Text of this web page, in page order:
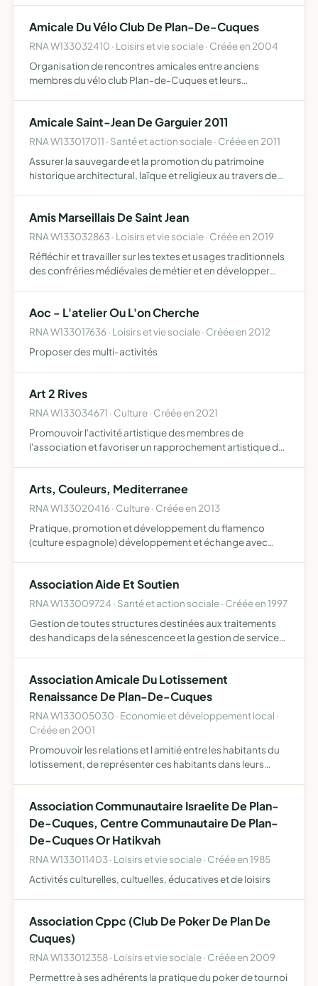
Amicale Du Vélo Club De Plan-De-Cuques
RNA W133032410 · Loisirs et vie sociale · Créée en 2004
Organisation de rencontres amicales entre anciens
membres du vélo club Plan-de-Cuques et leurs
Amicale Saint-Jean De Garguier 2011
RNA W133017011 · Santé et action sociale · Créée en 2011
Assurer la sauvegarde et la promotion du patrimoine
historique architectural, laïque et religieux au travers de
Amis Marseillais De Saint Jean
RNA W133032863 · Loisirs et vie sociale · Créée en 2019
Réfléchir et travailler sur les textes et usages traditionnels
des confréries médiévales de métier et en développer
Aoc - L'atelier Ou L'on Cherche
RNA W133017636 · Loisirs et vie sociale · Créée en 2012
Proposer des multi-activités
Art 2 Rives
RNA W133034671 · Culture · Créée en 2021
Promouvoir l'activité artistique des membres de
l'association et favoriser un rapprochement artistique des
Arts, Couleurs, Mediterranee
RNA W133020416 · Culture · Créée en 2013
Pratique, promotion et développement du flamenco
(culture espagnole) développement et échange avec
cult…
Association Aide Et Soutien
RNA W133009724 · Santé et action sociale · Créée en 1997
Gestion de toutes structures destinées aux traitements
des handicaps de la sénescence et la gestion de services
Association Amicale Du Lotissement
Renaissance De Plan-De-Cuques
RNA W133005030 · Economie et développement local ·
Créée en 2001
Promouvoir les relations et l amitié entre les habitants du
lotissement, de représenter ces habitants dans leurs
Association Communautaire Israelite De Plan-
De-Cuques, Centre Communautaire De Plan-
De-Cuques Or Hatikvah
RNA W133011403 · Loisirs et vie sociale · Créée en 1985
Activités culturelles, cultuelles, éducatives et de loisirs
Association Cppc (Club De Poker De Plan De
Cuques)
RNA W133012358 · Loisirs et vie sociale · Créée en 2009
Permettre à ses adhérents la pratique du poker de tournoi